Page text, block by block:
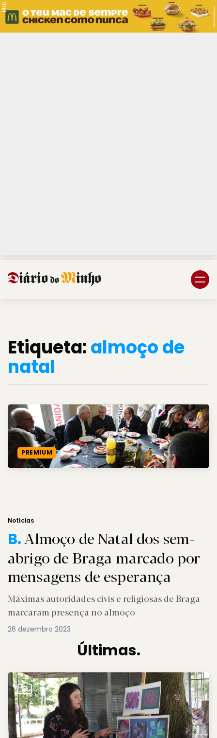
PUB.
Etiqueta:almoço de
natal
PREMIUM
Notícias
B.Almoço de Natal dos sem-
abrigo de Braga marcado por
mensagens de esperança
Máximas autoridades civis e religiosas de Braga
marcaram presença no almoço
26 dezembro 2023
Últimas.